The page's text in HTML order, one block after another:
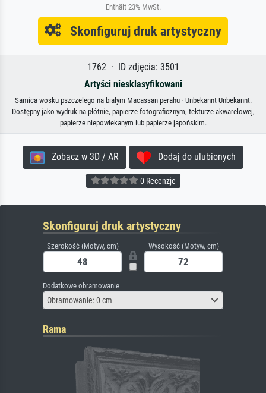
Enthält 23% MwSt.
Skonfiguruj druk artystyczny
1762 · ID zdjęcia: 3501
Artyści niesklasyfikowani
Samica wosku pszczelego na białym Macassan perahu · Unbekannt Unbekannt.
Dostępny jako wydruk na płótnie, papierze fotograficznym, tekturze akwarelowej,
papierze niepowlekanym lub papierze japońskim.
Zobacz w 3D / AR Dodaj do ulubionych
0 Recenzje
Skonfiguruj druk artystyczny
Szerokość (Motyw, cm) Wysokość (Motyw, cm)
Dodatkowe obramowanie
Obramowanie: 0 cm
Rama